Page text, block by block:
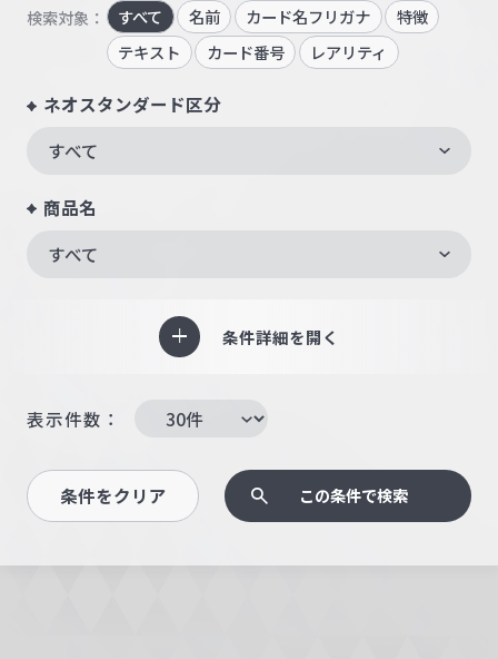
検索対象： すべて 名前 カード名フリガナ
特徴
テキスト
カード番号 レアリティ
ネオスタンダード区分
すべて
商品名
すべて
条件詳細を開く
表示件数：
条件をクリア この条件で検索